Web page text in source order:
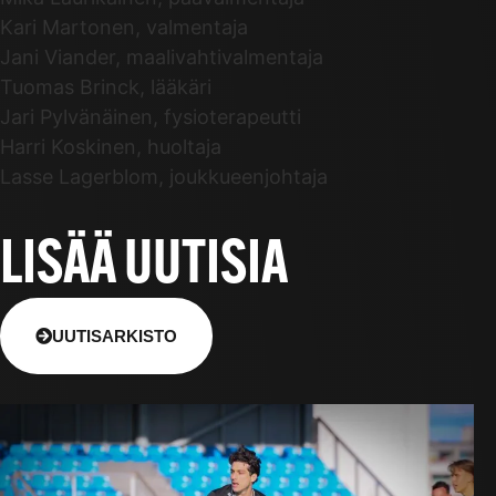
Kari Martonen, valmentaja
Jani Viander, maalivahtivalmentaja
Tuomas Brinck, lääkäri
Jari Pylvänäinen, fysioterapeutti
Harri Koskinen, huoltaja
Lasse Lagerblom, joukkueenjohtaja
LISÄÄ UUTISIA
UUTISARKISTO